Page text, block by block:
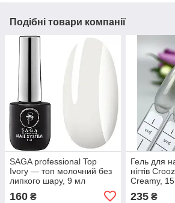
Подібні товари компанії
SAGA professional Top
Ivory — топ молочний без
липкого шару, 9 мл
160 ₴
Гель для
нігтів
Creamy,
235₴